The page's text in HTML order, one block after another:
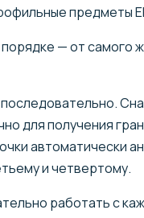
предметы
— от самого
для получения
автоматически
и четвертому.
работать с